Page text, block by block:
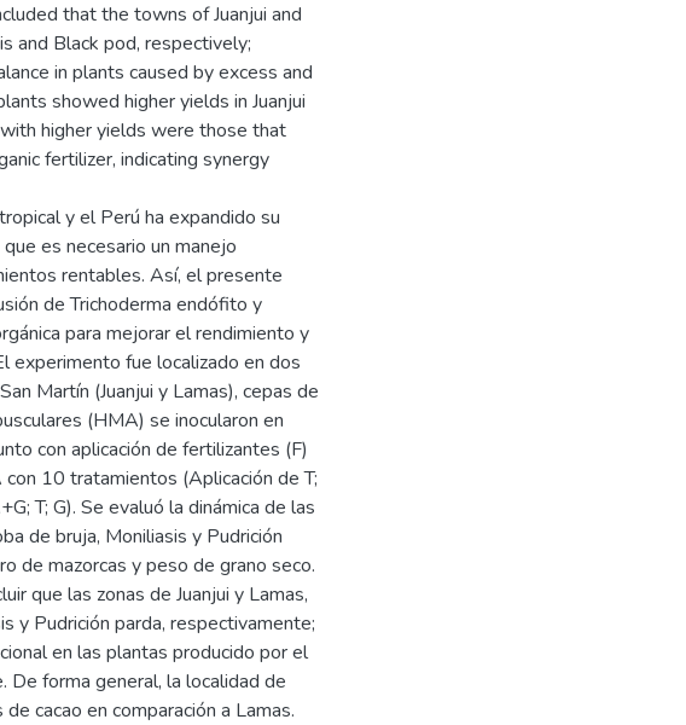
that the towns of Juanjui and
and Black pod, respectively;
in plants caused by excess and
showed higher yields in Juanjui
higher yields were those that
fertilizer, indicating synergy
y el Perú ha expandido su
es necesario un manejo
rentables. Así, el presente
de Trichoderma endófito y
para mejorar el rendimiento y
experimento fue localizado en dos
Martín (Juanjui y Lamas), cepas de
(HMA) se inocularon en
con aplicación de fertilizantes (F)
10 tratamientos (Aplicación de T;
T; G). Se evaluó la dinámica de las
de bruja, Moniliasis y Pudrición
de mazorcas y peso de grano seco.
que las zonas de Juanjui y Lamas,
y Pudrición parda, respectivamente;
en las plantas producido por el
forma general, la localidad de
cacao en comparación a Lamas.